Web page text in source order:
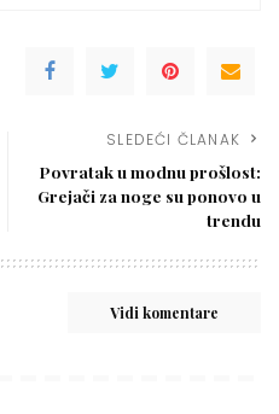
SLEDEĆI ČLANAK
Povratak u modnu prošlost:
Grejači za noge su ponovo u
trendu
Vidi komentare